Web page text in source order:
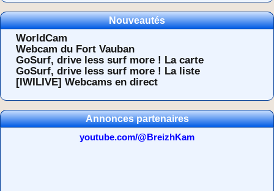
Nouveautés
WorldCam
Webcam du Fort Vauban
GoSurf, drive less surf more ! La carte
GoSurf, drive less surf more ! La liste
[IWILIVE] Webcams en direct
Annonces partenaires
youtube.com/@BreizhKam